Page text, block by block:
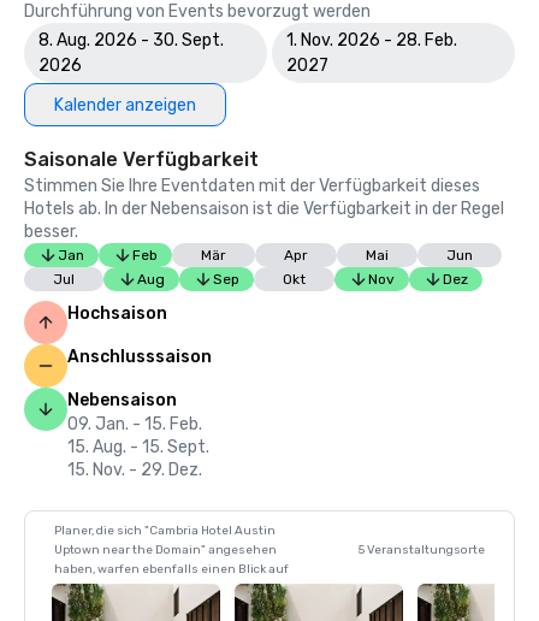
Durchführung von Events bevorzugt werden
8. Aug. 2026 - 30. Sept.
2026
1. Nov. 2026 - 28. Feb.
2027
Kalender anzeigen
Saisonale Verfügbarkeit
Stimmen Sie Ihre Eventdaten mit der Verfügbarkeit dieses
Hotels ab. In der Nebensaison ist die Verfügbarkeit in der Regel
besser.
Jan Feb Mär Apr Mai
Jun
Jul
Aug Sep Okt Nov Dez
Hochsaison
Anschlusssaison
Nebensaison
09. Jan. - 15. Feb.
15. Aug. - 15. Sept.
15. Nov. - 29. Dez.
Planer, die sich "Cambria Hotel Austin
Uptown near the Domain" angesehen
haben, warfen ebenfalls einen Blick auf
5 Veranstaltungsorte